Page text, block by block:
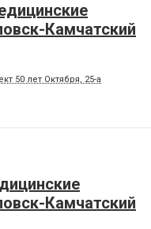
Камчатский
50 лет Октября, 25-а
Камчатский